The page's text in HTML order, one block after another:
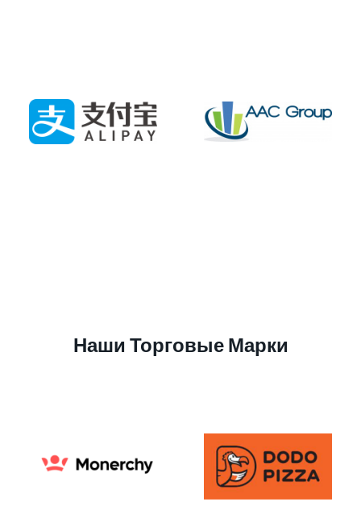
Наши Торговые Марки